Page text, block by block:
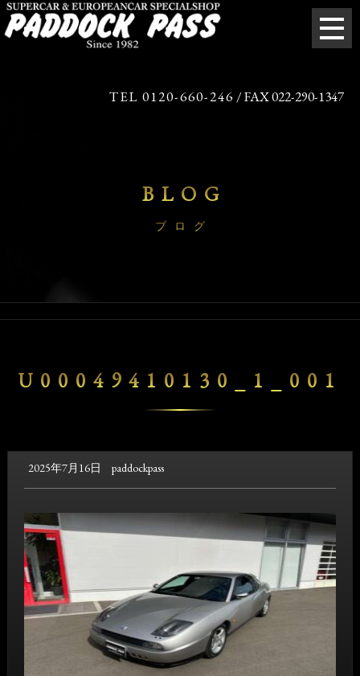
TEL 0120-660-246 / FAX 022-290-1347
BLOG
ブログ
U00049410130_1_001
2025年7月16日 paddockpass